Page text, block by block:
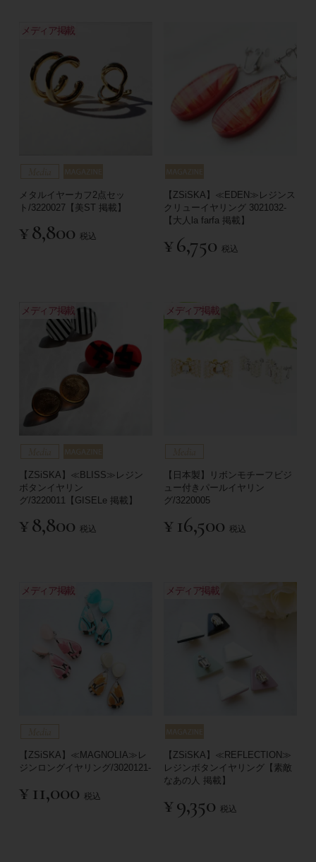
メディア掲載
メタルイヤーカフ2点セッ
ト/3220027【美ST 掲載】
¥8,800 税込
【ZSiSKA】≪EDEN≫レジンス
クリューイヤリング 3021032-
【大人la farfa 掲載】
¥6,750 税込
メディア掲載
【ZSiSKA】≪BLISS≫レジン
ボタンイヤリン
グ/3220011【GISELe 掲載】
¥8,800 税込
メディア掲載
【日本製】リボンモチーフビジ
ュー付きパールイヤリン
グ/3220005
¥ 16,500 税込
メディア掲載
【ZSiSKA】≪MAGNOLIA≫レ
ジンロングイヤリング/3020121-
¥ 11,000 税込
メディア掲載
【ZSiSKA】≪REFLECTION≫
レジンボタンイヤリング【素敵
なあの人 掲載】
¥9,350 税込